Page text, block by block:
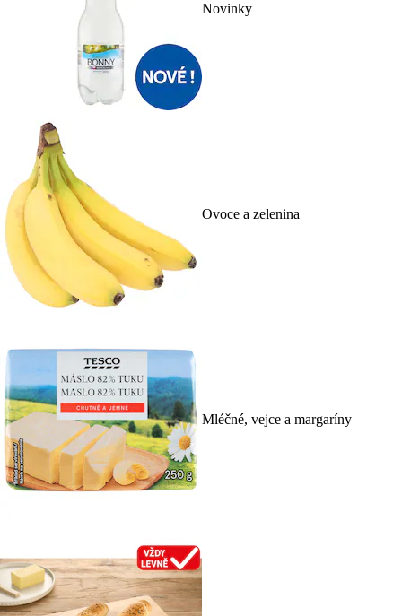
Novinky
Ovoce a zelenina
Mléčné, vejce a margaríny